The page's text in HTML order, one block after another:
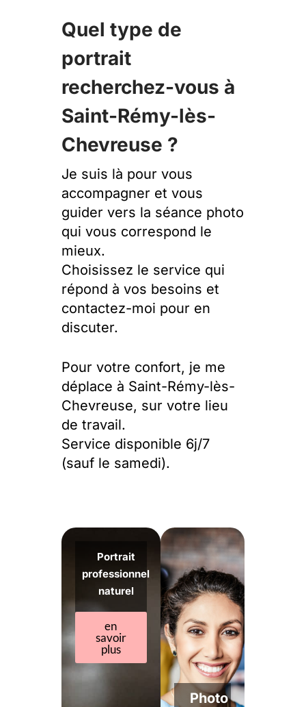
Quel type de
portrait
recherchez-vous à
Saint-Rémy-lès-
Chevreuse ?
Je suis là pour vous
accompagner et vous
guider vers la séance photo
qui vous correspond le
mieux.
Choisissez le service qui
répond à vos besoins et
contactez-moi pour en
discuter.
Pour votre confort, je me
déplace à Saint-Rémy-lès-
Chevreuse, sur votre lieu
de travail.
Service disponible 6j/7
(sauf le samedi).
Portrait
professionnel
naturel
en
savoir
plus
Photo